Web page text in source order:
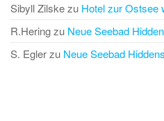
Sibyll Zilskezu Hotel zur Ostsee
R.Heringzu Neue Seebad
S. Eglerzu Neue Seebad